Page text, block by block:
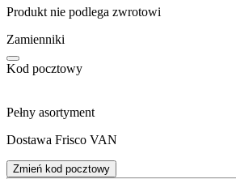
Produkt nie podlega zwrotowi
Zamienniki
Kod pocztowy
Pełny asortyment
Dostawa Frisco VAN
Zmień kod pocztowy